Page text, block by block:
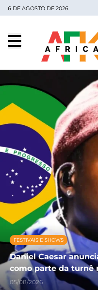
6 DE AGOSTO DE 2026
FESTIVAIS E SHOWS
Daniel Caesar
como parte da turnê
05/08/2026